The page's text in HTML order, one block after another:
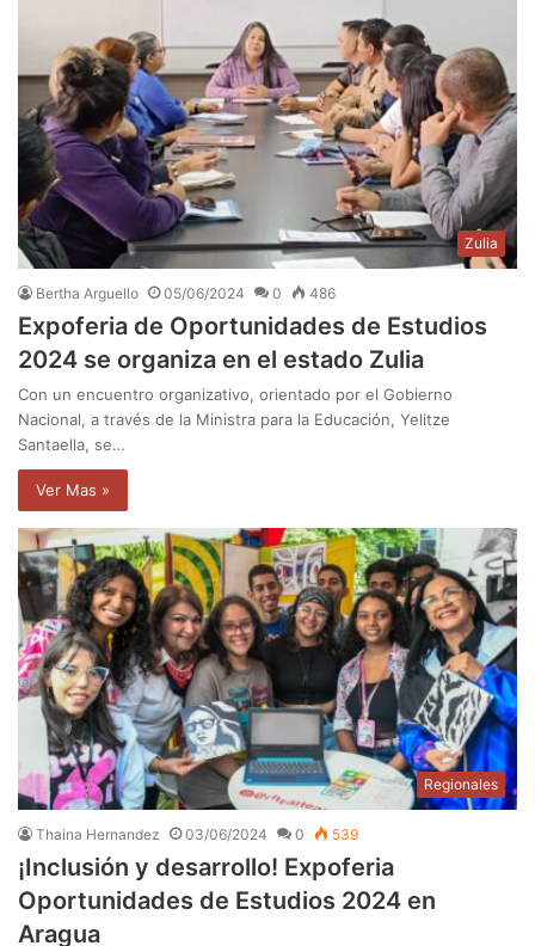
Zulia
Bertha Arguello 05/06/2024 0 486
Expoferia de Oportunidades de Estudios
2024 se organiza en el estado Zulia
Con un encuentro organizativo, orientado por el Gobierno
Nacional, a través de la Ministra para la Educación, Yelitze
Santaella, se…
Ver Mas »
Regionales
Thaina Hernandez 03/06/2024 0 539
¡Inclusión y desarrollo! Expoferia
Oportunidades de Estudios 2024 en
Aragua